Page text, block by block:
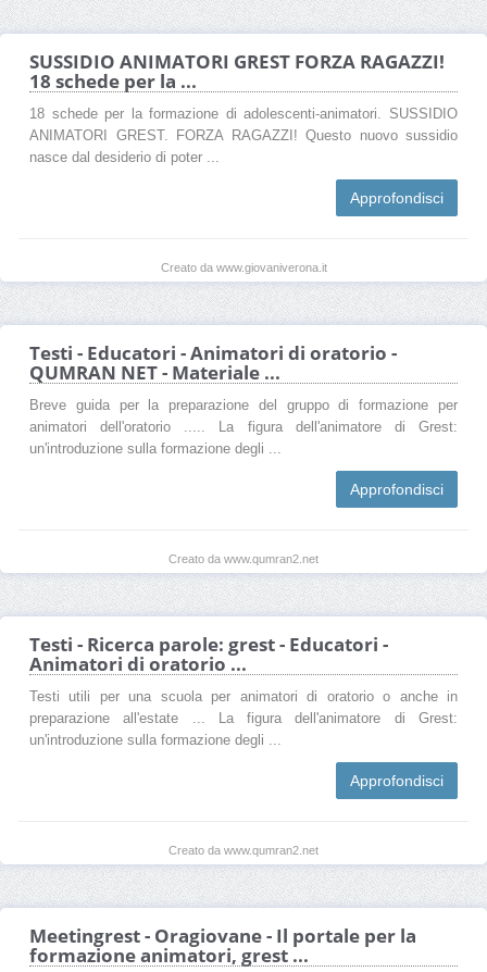
SUSSIDIO ANIMATORI GREST FORZA RAGAZZI!
18 schede per la ...
18 schede per la formazione di adolescenti-animatori. SUSSIDIO
ANIMATORI GREST. FORZA RAGAZZI! Questo nuovo sussidio
nasce dal desiderio di poter ...
Approfondisci
Creato da www.giovaniverona.it
Testi - Educatori - Animatori di oratorio -
QUMRAN NET - Materiale ...
Breve guida per la preparazione del gruppo di formazione per
animatori dell'oratorio ..... La figura dell'animatore di Grest:
un'introduzione sulla formazione degli ...
Approfondisci
Creato da www.qumran2.net
Testi - Ricerca parole: grest - Educatori -
Animatori di oratorio ...
Testi utili per una scuola per animatori di oratorio o anche in
preparazione all'estate ... La figura dell'animatore di Grest:
un'introduzione sulla formazione degli ...
Approfondisci
Creato da www.qumran2.net
Meetingrest - Oragiovane - Il portale per la
formazione animatori, grest ...